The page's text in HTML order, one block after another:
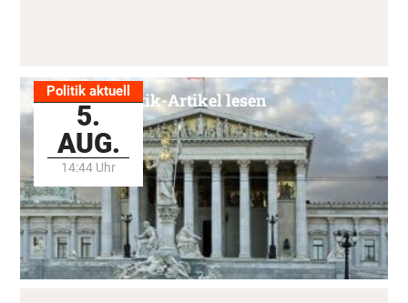
Politik aktuell
5.
AUG.
14:44 Uhr
Alle Politik-Artikel lesen